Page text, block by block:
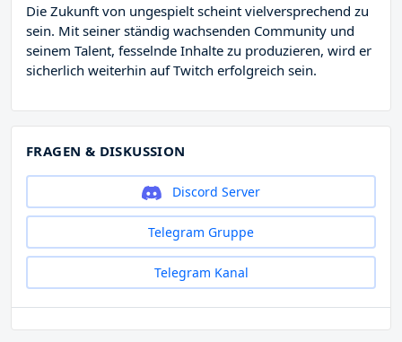
Die Zukunft von ungespielt scheint vielversprechend zu
sein. Mit seiner ständig wachsenden Community und
seinem Talent, fesselnde Inhalte zu produzieren, wird er
sicherlich weiterhin auf Twitch erfolgreich sein.
FRAGEN & DISKUSSION
Discord Server
Telegram Gruppe
Telegram Kanal